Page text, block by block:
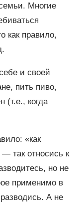
Многие
как правило,
и своей
пить пиво,
(т.е., когда
«как
так относись к
но не
применимо в
А не